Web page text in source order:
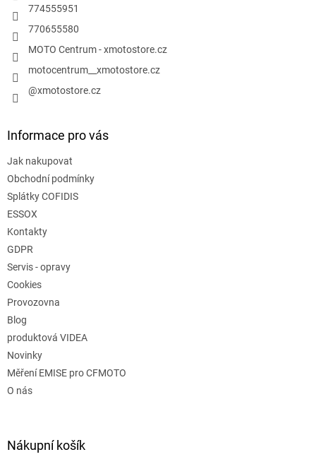
774555951
770655580
MOTO Centrum - xmotostore.cz
motocentrum__xmotostore.cz
@xmotostore.cz
Informace pro vás
Jak nakupovat
Obchodní podmínky
Splátky COFIDIS
ESSOX
Kontakty
GDPR
Servis - opravy
Cookies
Provozovna
Blog
produktová VIDEA
Novinky
Měření EMISE pro CFMOTO
O nás
Nákupní košík